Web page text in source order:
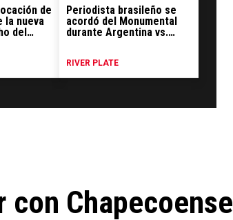
de
la nueva
del
Periodista brasileño se
acordó del Monumental
durante Argentina vs.
RIVER PLATE
Chapecoense